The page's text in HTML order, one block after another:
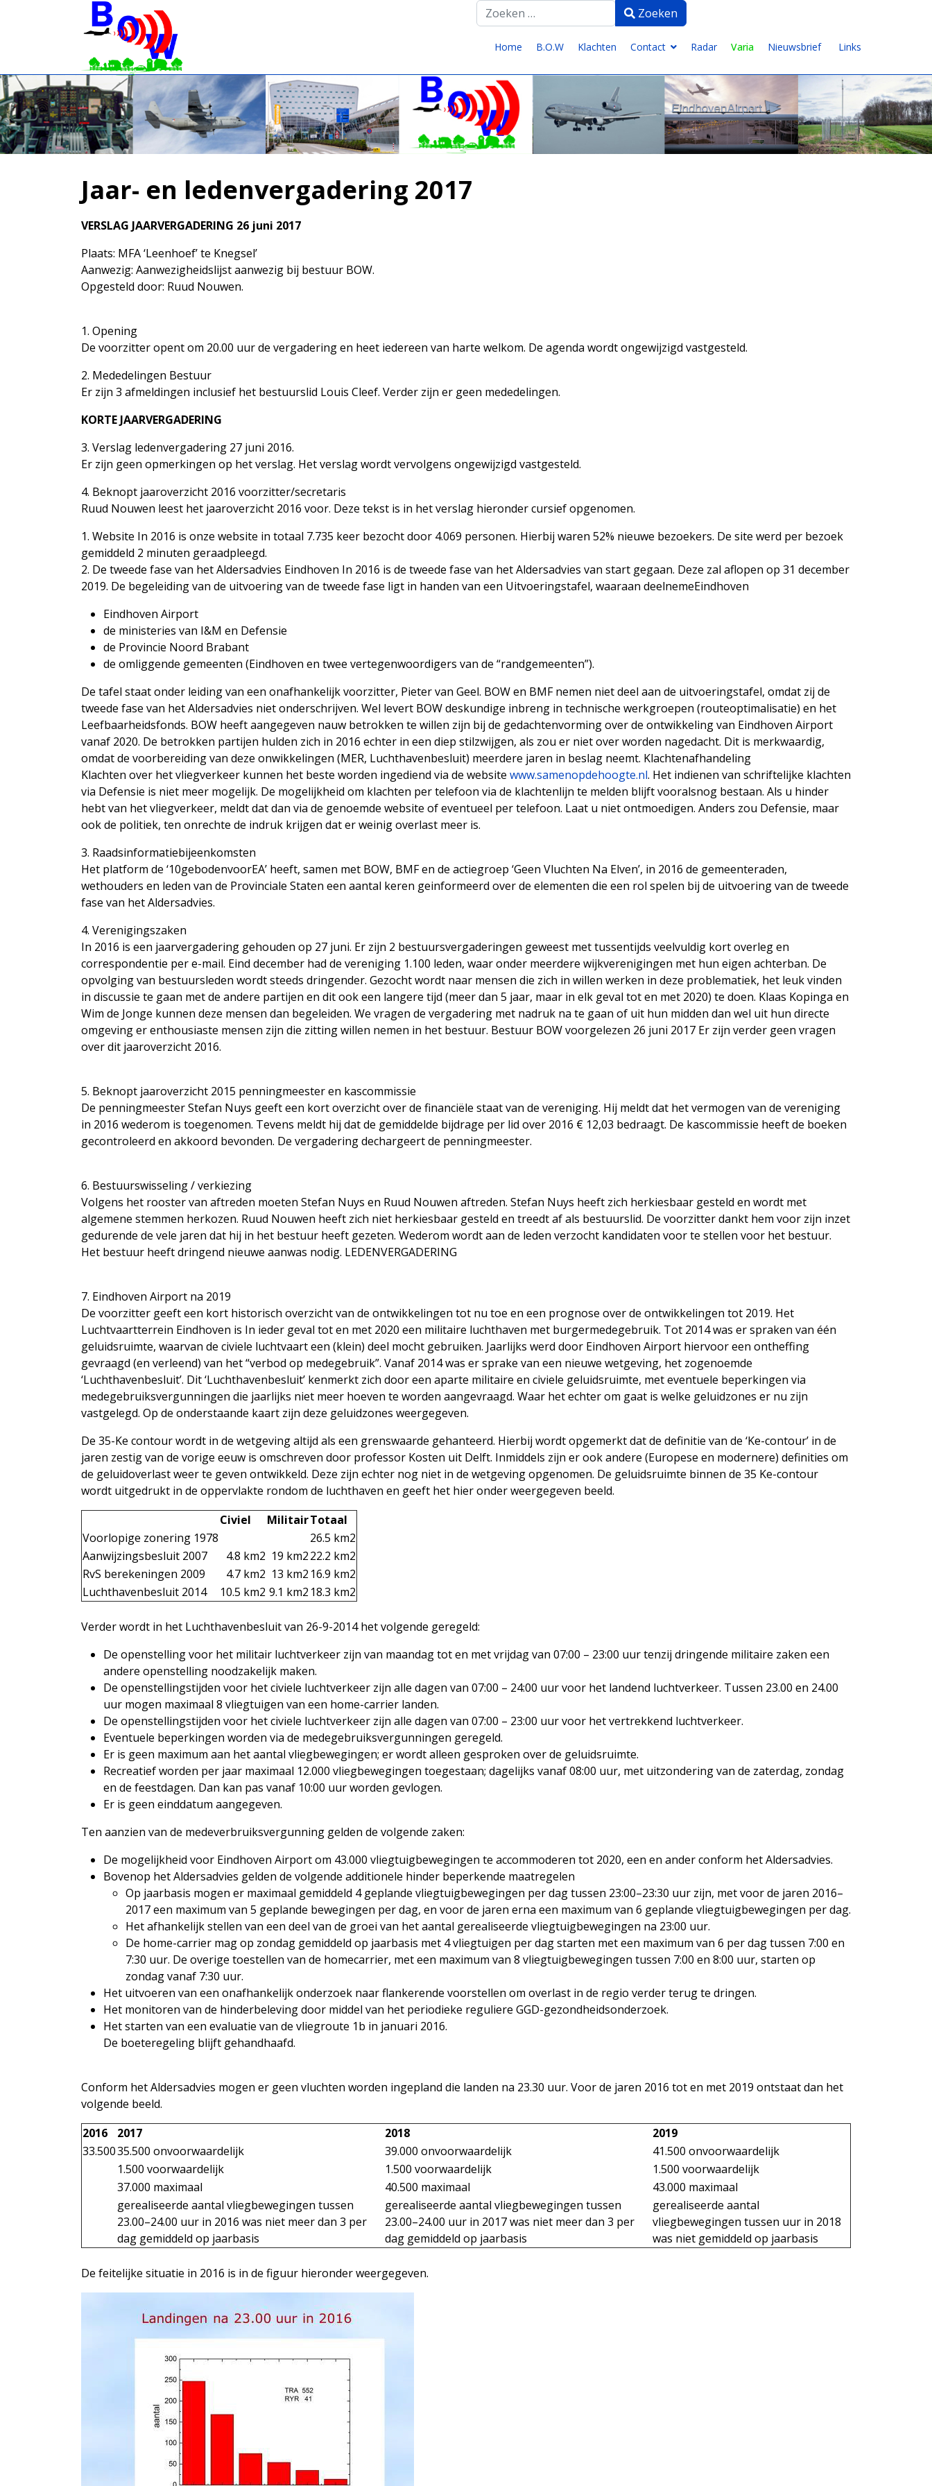
Zoeken
Home B.O.W Klachten Contact Radar Varia Nieuwsbrief Links
Jaar- en ledenvergadering 2017
VERSLAG JAARVERGADERING 26 juni 2017
Plaats: MFA ‘Leenhoef’ te Knegsel’
Aanwezig: Aanwezigheidslijst aanwezig bij bestuur BOW.
Opgesteld door: Ruud Nouwen.
1. Opening
De voorzitter opent om 20.00 uur de vergadering en heet iedereen van harte welkom. De agenda wordt ongewijzigd vastgesteld.
2. Mededelingen Bestuur
Er zijn 3 afmeldingen inclusief het bestuurslid Louis Cleef. Verder zijn er geen mededelingen.
KORTE JAARVERGADERING
3. Verslag ledenvergadering 27 juni 2016.
Er zijn geen opmerkingen op het verslag. Het verslag wordt vervolgens ongewijzigd vastgesteld.
4. Beknopt jaaroverzicht 2016 voorzitter/secretaris
Ruud Nouwen leest het jaaroverzicht 2016 voor. Deze tekst is in het verslag hieronder cursief opgenomen.
1. Website In 2016 is onze website in totaal 7.735 keer bezocht door 4.069 personen. Hierbij waren 52% nieuwe bezoekers. De site werd per bezoek
gemiddeld 2 minuten geraadpleegd.
2. De tweede fase van het Aldersadvies Eindhoven In 2016 is de tweede fase van het Aldersadvies van start gegaan. Deze zal aflopen op 31 december
2019. De begeleiding van de uitvoering van de tweede fase ligt in handen van een Uitvoeringstafel, waaraan deelnemeEindhoven
Eindhoven Airport
de ministeries van I&M en Defensie
de Provincie Noord Brabant
de omliggende gemeenten (Eindhoven en twee vertegenwoordigers van de “randgemeenten”).
De tafel staat onder leiding van een onafhankelijk voorzitter, Pieter van Geel. BOW en BMF nemen niet deel aan de uitvoeringstafel, omdat zij de
tweede fase van het Aldersadvies niet onderschrijven. Wel levert BOW deskundige inbreng in technische werkgroepen (routeoptimalisatie) en het
Leefbaarheidsfonds. BOW heeft aangegeven nauw betrokken te willen zijn bij de gedachtenvorming over de ontwikkeling van Eindhoven Airport
vanaf 2020. De betrokken partijen hulden zich in 2016 echter in een diep stilzwijgen, als zou er niet over worden nagedacht. Dit is merkwaardig,
omdat de voorbereiding van deze onwikkelingen (MER, Luchthavenbesluit) meerdere jaren in beslag neemt. Klachtenafhandeling
Klachten over het vliegverkeer kunnen het beste worden ingediend via de website www.samenopdehoogte.nl. Het indienen van schriftelijke klachten
via Defensie is niet meer mogelijk. De mogelijkheid om klachten per telefoon via de klachtenlijn te melden blijft vooralsnog bestaan. Als u hinder
hebt van het vliegverkeer, meldt dat dan via de genoemde website of eventueel per telefoon. Laat u niet ontmoedigen. Anders zou Defensie, maar
ook de politiek, ten onrechte de indruk krijgen dat er weinig overlast meer is.
3. Raadsinformatiebijeenkomsten
Het platform de ‘10gebodenvoorEA’ heeft, samen met BOW, BMF en de actiegroep ‘Geen Vluchten Na Elven’, in 2016 de gemeenteraden,
wethouders en leden van de Provinciale Staten een aantal keren geinformeerd over de elementen die een rol spelen bij de uitvoering van de tweede
fase van het Aldersadvies.
4. Verenigingszaken
In 2016 is een jaarvergadering gehouden op 27 juni. Er zijn 2 bestuursvergaderingen geweest met tussentijds veelvuldig kort overleg en
correspondentie per e-mail. Eind december had de vereniging 1.100 leden, waar onder meerdere wijkverenigingen met hun eigen achterban. De
opvolging van bestuursleden wordt steeds dringender. Gezocht wordt naar mensen die zich in willen werken in deze problematiek, het leuk vinden
in discussie te gaan met de andere partijen en dit ook een langere tijd (meer dan 5 jaar, maar in elk geval tot en met 2020) te doen. Klaas Kopinga en
Wim de Jonge kunnen deze mensen dan begeleiden. We vragen de vergadering met nadruk na te gaan of uit hun midden dan wel uit hun directe
omgeving er enthousiaste mensen zijn die zitting willen nemen in het bestuur. Bestuur BOW voorgelezen 26 juni 2017 Er zijn verder geen vragen
over dit jaaroverzicht 2016.
5. Beknopt jaaroverzicht 2015 penningmeester en kascommissie
De penningmeester Stefan Nuys geeft een kort overzicht over de financiële staat van de vereniging. Hij meldt dat het vermogen van de vereniging
in 2016 wederom is toegenomen. Tevens meldt hij dat de gemiddelde bijdrage per lid over 2016 € 12,03 bedraagt. De kascommissie heeft de boeken
gecontroleerd en akkoord bevonden. De vergadering dechargeert de penningmeester.
6. Bestuurswisseling / verkiezing
Volgens het rooster van aftreden moeten Stefan Nuys en Ruud Nouwen aftreden. Stefan Nuys heeft zich herkiesbaar gesteld en wordt met
algemene stemmen herkozen. Ruud Nouwen heeft zich niet herkiesbaar gesteld en treedt af als bestuurslid. De voorzitter dankt hem voor zijn inzet
gedurende de vele jaren dat hij in het bestuur heeft gezeten. Wederom wordt aan de leden verzocht kandidaten voor te stellen voor het bestuur.
Het bestuur heeft dringend nieuwe aanwas nodig. LEDENVERGADERING
7. Eindhoven Airport na 2019
De voorzitter geeft een kort historisch overzicht van de ontwikkelingen tot nu toe en een prognose over de ontwikkelingen tot 2019. Het
Luchtvaartterrein Eindhoven is In ieder geval tot en met 2020 een militaire luchthaven met burgermedegebruik. Tot 2014 was er spraken van één
geluidsruimte, waarvan de civiele luchtvaart een (klein) deel mocht gebruiken. Jaarlijks werd door Eindhoven Airport hiervoor een ontheffing
gevraagd (en verleend) van het “verbod op medegebruik”. Vanaf 2014 was er sprake van een nieuwe wetgeving, het zogenoemde
‘Luchthavenbesluit’. Dit ‘Luchthavenbesluit’ kenmerkt zich door een aparte militaire en civiele geluidsruimte, met eventuele beperkingen via
medegebruiksvergunningen die jaarlijks niet meer hoeven te worden aangevraagd. Waar het echter om gaat is welke geluidzones er nu zijn
vastgelegd. Op de onderstaande kaart zijn deze geluidzones weergegeven.
De 35-Ke contour wordt in de wetgeving altijd als een grenswaarde gehanteerd. Hierbij wordt opgemerkt dat de definitie van de ‘Ke-contour’ in de
jaren zestig van de vorige eeuw is omschreven door professor Kosten uit Delft. Inmiddels zijn er ook andere (Europese en modernere) definities om
de geluidoverlast weer te geven ontwikkeld. Deze zijn echter nog niet in de wetgeving opgenomen. De geluidsruimte binnen de 35 Ke-contour
wordt uitgedrukt in de oppervlakte rondom de luchthaven en geeft het hier onder weergegeven beeld.
Civiel
MilitairTotaal
Voorlopige zonering 1978
26.5 km2
Aanwijzingsbesluit 2007
4.8 km2 19 km222.2 km2
RvS berekeningen 2009
4.7 km2 13 km2 16.9 km2
Luchthavenbesluit 2014
10.5 km2 9.1 km2 18.3 km2
Verder wordt in het Luchthavenbesluit van 26-9-2014 het volgende geregeld:
De openstelling voor het militair luchtverkeer zijn van maandag tot en met vrijdag van 07:00 – 23:00 uur tenzij dringende militaire zaken een
andere openstelling noodzakelijk maken.
De openstellingstijden voor het civiele luchtverkeer zijn alle dagen van 07:00 – 24:00 uur voor het landend luchtverkeer. Tussen 23.00 en 24.00
uur mogen maximaal 8 vliegtuigen van een home-carrier landen.
De openstellingstijden voor het civiele luchtverkeer zijn alle dagen van 07:00 – 23:00 uur voor het vertrekkend luchtverkeer.
Eventuele beperkingen worden via de medegebruiksvergunningen geregeld.
Er is geen maximum aan het aantal vliegbewegingen; er wordt alleen gesproken over de geluidsruimte.
Recreatief worden per jaar maximaal 12.000 vliegbewegingen toegestaan; dagelijks vanaf 08:00 uur, met uitzondering van de zaterdag, zondag
en de feestdagen. Dan kan pas vanaf 10:00 uur worden gevlogen.
Er is geen einddatum aangegeven.
Ten aanzien van de medeverbruiksvergunning gelden de volgende zaken:
De mogelijkheid voor Eindhoven Airport om 43.000 vliegtuigbewegingen te accommoderen tot 2020, een en ander conform het Aldersadvies.
Bovenop het Aldersadvies gelden de volgende additionele hinder beperkende maatregelen
Op jaarbasis mogen er maximaal gemiddeld 4 geplande vliegtuigbewegingen per dag tussen 23:00–23:30 uur zijn, met voor de jaren 2016–
2017 een maximum van 5 geplande bewegingen per dag, en voor de jaren erna een maximum van 6 geplande vliegtuigbewegingen per dag.
Het afhankelijk stellen van een deel van de groei van het aantal gerealiseerde vliegtuigbewegingen na 23:00 uur.
De home-carrier mag op zondag gemiddeld op jaarbasis met 4 vliegtuigen per dag starten met een maximum van 6 per dag tussen 7:00 en
7:30 uur. De overige toestellen van de homecarrier, met een maximum van 8 vliegtuigbewegingen tussen 7:00 en 8:00 uur, starten op
zondag vanaf 7:30 uur.
Het uitvoeren van een onafhankelijk onderzoek naar flankerende voorstellen om overlast in de regio verder terug te dringen.
Het monitoren van de hinderbeleving door middel van het periodieke reguliere GGD-gezondheidsonderzoek.
Het starten van een evaluatie van de vliegroute 1b in januari 2016.
De boeteregeling blijft gehandhaafd.
Conform het Aldersadvies mogen er geen vluchten worden ingepland die landen na 23.30 uur. Voor de jaren 2016 tot en met 2019 ontstaat dan het
volgende beeld.
2016
2017 2018
2019
33.50035.500 onvoorwaardelijk 39.000 onvoorwaardelijk
41.500 onvoorwaardelijk
1.500 voorwaardelijk
1.500 voorwaardelijk
1.500 voorwaardelijk
37.000 maximaal
40.500 maximaal
43.000 maximaal
gerealiseerde aantal vliegbewegingen tussen
23.00–24.00 uur in 2016 was niet meer dan 3 per
dag gemiddeld op jaarbasis
gerealiseerde aantal vliegbewegingen tussen
23.00–24.00 uur in 2017 was niet meer dan 3 per
dag gemiddeld op jaarbasis
gerealiseerde aantal
vliegbewegingen tussen uur in 2018
was niet gemiddeld op jaarbasis
De feitelijke situatie in 2016 is in de figuur hieronder weergegeven.